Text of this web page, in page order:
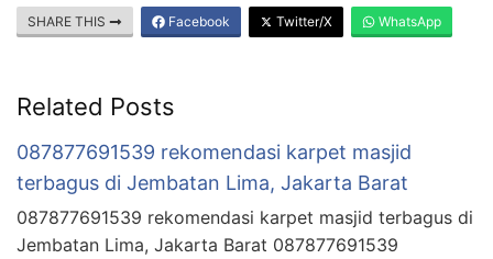
SHARE THIS Facebook Twitter/X WhatsApp
Related Posts
087877691539 rekomendasi karpet masjid
terbagus di Jembatan Lima, Jakarta Barat
087877691539 rekomendasi karpet masjid terbagus di
Jembatan Lima, Jakarta Barat 087877691539